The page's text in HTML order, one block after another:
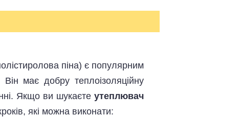
піна) є популярним
має добру теплоізоляційну
Якщо ви шукаєтеутеплювач
які можна виконати: